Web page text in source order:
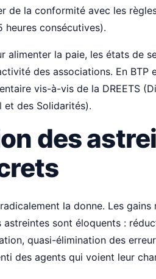
de la conformité avec les
heures consécutives).
alimenter la paie, les états de
des associations. En BTP
vis-à-vis de la DREETS
et des Solidarités).
des
la donne. Les gains
sont éloquents :
quasi-élimination des
des agents qui voient leur